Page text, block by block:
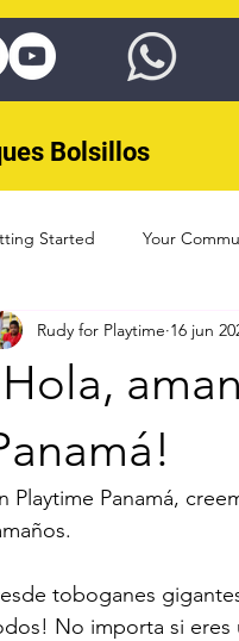
Bolsillos
Started Your
parques panama
panama Ejercicio al
planificacion de
Rudy for Playtime 16 jun
Playtime Panamá,
toboganes
No importa si eres